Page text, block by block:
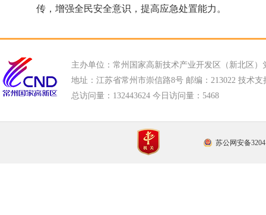
传，增强全民安全意识，提高应急处置能力。
主办单位：常州国家高新技术产业开发区（新北区）
地址：江苏省常州市崇信路8号 邮编：213022 技术支
总访问量： 132443624 今日访问量： 5468
苏公网安备